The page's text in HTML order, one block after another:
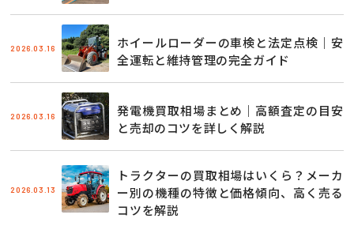
2026.03.16
ホイールローダーの車検と法定点検｜安
全運転と維持管理の完全ガイド
2026.03.16
発電機買取相場まとめ｜高額査定の目安
と売却のコツを詳しく解説
2026.03.13
トラクターの買取相場はいくら？メーカ
ー別の機種の特徴と価格傾向、高く売る
コツを解説